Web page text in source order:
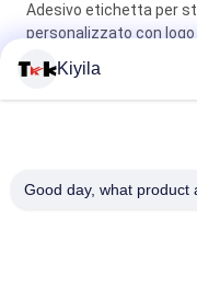
Adesivo etichetta per
personalizzato con
Patch adesivo in
calore di gomma
Kiyila
Good day, what product